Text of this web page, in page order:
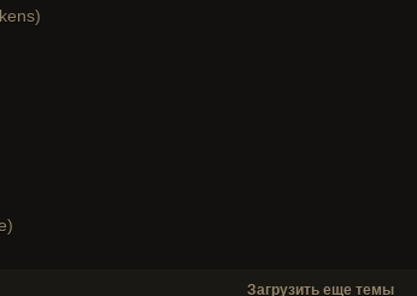
Загрузить еще темы